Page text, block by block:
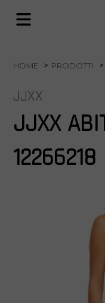
HOME PRODOTTI
JJXX
JJXX
12266218